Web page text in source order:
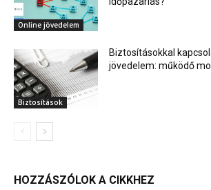
Online jövedelem
Biztosítások
Biztosításokkal
jövedelem: működő
HOZZÁSZÓLOK A CIKKHEZ